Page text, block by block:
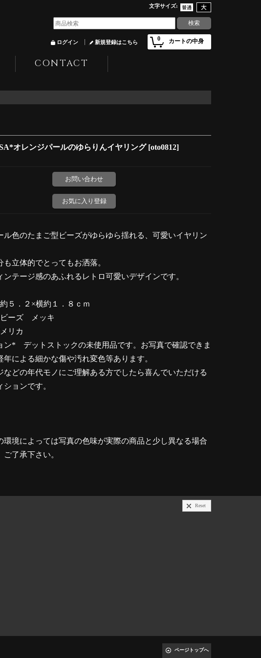
文字サイズ:
0 カートの中身
ログイン 新規登録はこちら
CONTACT
オレンジパールのゆらりんイヤリング [oto0812]
お問い合わせ
お気に入り登録
ル色のたまご型ビーズがゆらゆら揺れる、可愛いイヤリン
も立体的でとってもお洒落。
ンテージ感のあふれるレトロ可愛いデザインです。
５．２×横約１．８ｃｍ
ーズ メッキ
リカ
ン* デットストックの未使用品です。お写真で確認できま
年による細かな傷や汚れ変色等あります。
などの年代モノにご理解ある方でしたら喜んでいただける
ョンです。
境によっては写真の色味が実際の商品と少し異なる場合
了承下さい。
Reset
ページトップへ